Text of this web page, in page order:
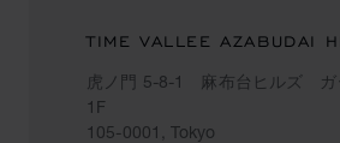
TIME VALLEE AZABUDAI
虎ノ門 5-8-1 麻布台ヒルズ ガ
1F
105-0001, Tokyo